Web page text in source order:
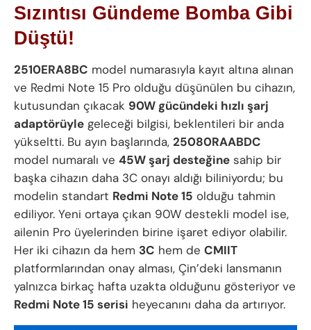
Sızıntısı Gündeme Bomba Gibi
Düştü!
2510ERA8BC model numarasıyla kayıt altına alınan
ve Redmi Note 15 Pro olduğu düşünülen bu cihazın,
kutusundan çıkacak 90W gücündeki hızlı şarj
adaptörüyle geleceği bilgisi, beklentileri bir anda
yükseltti. Bu ayın başlarında, 25080RAABDC
model numaralı ve 45W şarj desteğine sahip bir
başka cihazın daha 3C onayı aldığı biliniyordu; bu
modelin standart Redmi Note 15 olduğu tahmin
ediliyor. Yeni ortaya çıkan 90W destekli model ise,
ailenin Pro üyelerinden birine işaret ediyor olabilir.
Her iki cihazın da hem 3C hem de CMIIT
platformlarından onay alması, Çin’deki lansmanın
yalnızca birkaç hafta uzakta olduğunu gösteriyor ve
Redmi Note 15 serisi heyecanını daha da artırıyor.